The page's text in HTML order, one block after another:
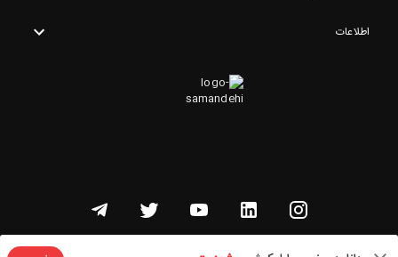
اطلاعات
تمامی حقوق این وبسایت متعلق به شنوتو است